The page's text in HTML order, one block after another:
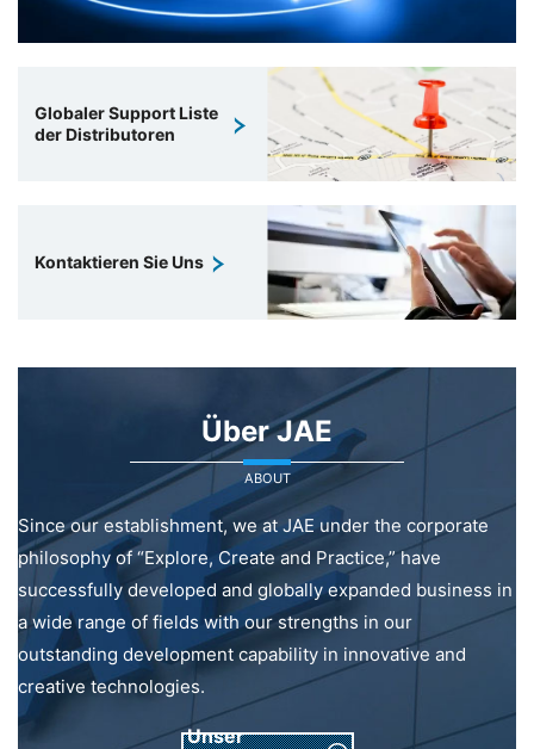
Globaler Support Liste
der Distributoren
Kontaktieren Sie Uns
Über JAE
ABOUT
Since our establishment, we at JAE under the corporate
philosophy of “Explore, Create and Practice,” have
successfully developed and globally expanded business in
a wide range of fields with our strengths in our
outstanding development capability in innovative and
creative technologies.
Unser